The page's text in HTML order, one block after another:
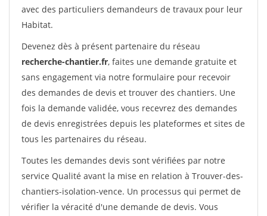
avec des particuliers demandeurs de travaux pour leur
Habitat.
Devenez dès à présent partenaire du réseau
recherche-chantier.fr, faites une demande gratuite et
sans engagement via notre formulaire pour recevoir
des demandes de devis et trouver des chantiers. Une
fois la demande validée, vous recevrez des demandes
de devis enregistrées depuis les plateformes et sites de
tous les partenaires du réseau.
Toutes les demandes devis sont vérifiées par notre
service Qualité avant la mise en relation à Trouver-des-
chantiers-isolation-vence. Un processus qui permet de
vérifier la véracité d'une demande de devis. Vous